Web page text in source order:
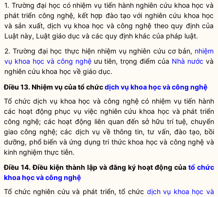
1. Trường đại học có nhiệm vụ tiến hành nghiên cứu khoa học và
phát triển công nghệ, kết hợp đào tạo với nghiên cứu khoa học
và sản xuất,dịch vụ khoa học và công nghệ theo quy định của
Luật này, Luật giáo dục và các quy định khác của pháp luật.
2. Trường đại học thực hiện nhiệm vụ nghiên cứu cơ bản, nhiệm
vụ khoa học và công nghệưu tiên, trọng điểm của Nhà nước và
nghiên cứu khoa học về giáo dục.
Điều 13. Nhiệm vụ của tổ chứcdịch vụ khoa học và công nghệ
Tổ chứcdịch vụ khoa học và công nghệcó nhiệm vụ tiến hành
các hoạt động phục vụ việc nghiên cứu khoa học và phát triển
công nghệ; các hoạt động liên quan đến sở hữu trí tuệ, chuyển
giao công nghệ; các dịch vụ về thông tin, tư vấn, đào tạo, bồi
dưỡng, phổ biến và ứng dụng tri thức khoa học và công nghệ và
kinh nghiệm thực tiễn.
Điều 14. Điều kiện thành lập và đăng ký hoạt động của tổ chức
khoa học và công nghệ
Tổ chức nghiên cứu và phát triển, tổ chức dịch vụ khoa học và